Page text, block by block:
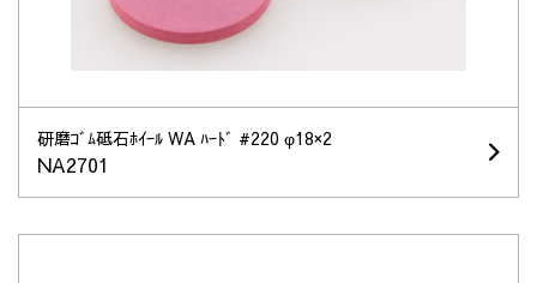
研磨ｺﾞﾑ砥石ﾎｲｰﾙ WA ﾊｰﾄﾞ #220 φ18×2
NA2701